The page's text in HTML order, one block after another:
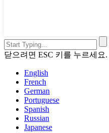
닫으려면 ESC 키를 누르세요.
English
French
German
Portuguese
Spanish
Russian
Japanese